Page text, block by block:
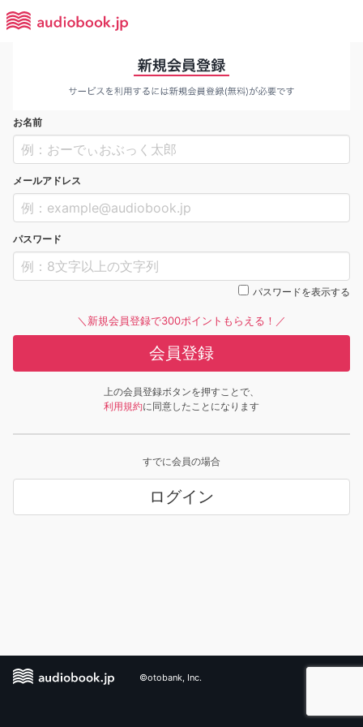
お名前
メールアドレス
パスワード
パスワードを表示する
＼新規会員登録で300ポイントもらえる！／
会員登録
上の会員登録ボタンを押すことで、
利用規約に同意したことになります
すでに会員の場合
ログイン
©otobank, Inc.